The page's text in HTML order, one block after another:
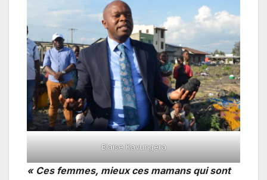
Blaise Kavungera
« Ces femmes, mieux ces mamans qui sont